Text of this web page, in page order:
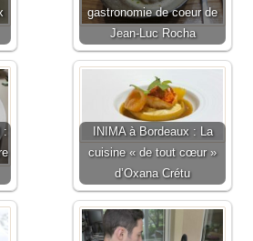
gastronomie de coeur de
Jean-Luc Rocha
:
INIMA à Bordeaux : La
cuisine « de tout cœur »
d’Oxana Crétu